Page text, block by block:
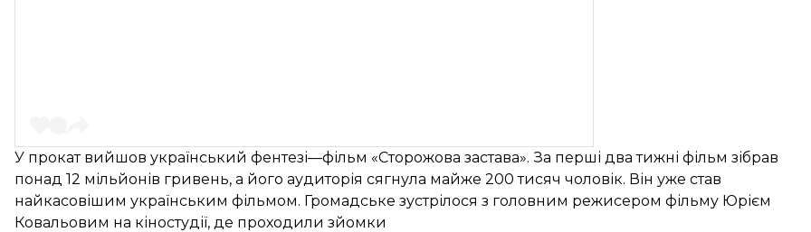
У прокат вийшов український фентезі—фільм «Сторожова застава». За перші два тижні фільм зібрав
понад 12 мільйонів гривень, а його аудиторія сягнула майже 200 тисяч чоловік. Він уже став
найкасовішим українським фільмом. Громадське зустрілося з головним режисером фільму Юрієм
Ковальовим на кіностудії, де проходили зйомки